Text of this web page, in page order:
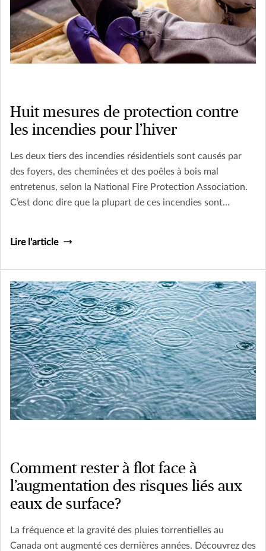
Huit mesures de protection contre
les incendies pour l’hiver
Les deux tiers des incendies résidentiels sont causés par
des foyers, des cheminées et des poêles à bois mal
entretenus, selon la National Fire Protection Association.
C’est donc dire que la plupart de ces incendies sont
Lire l'article
Comment rester à flot face à
l’augmentation des risques liés aux
eaux de surface?
La fréquence et la gravité des pluies torrentielles au
Canada ont augmenté ces dernières années. Découvrez des